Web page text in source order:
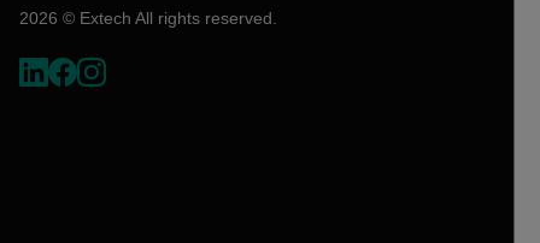
2026 © Extech All rights reserved.